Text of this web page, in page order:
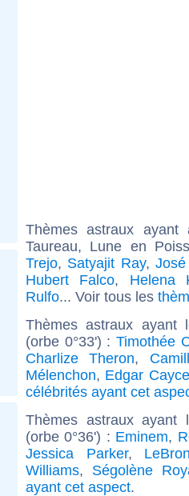
Thèmes astraux
Taureau, Lune en
Trejo, Satyajit Ray,
Hubert Falco, Helena
Rulfo... Voir tous les
Thèmes astraux ayant
(orbe 0°33') : Timothée
Charlize Theron,
Mélenchon, Edgar Cayce
célébrités ayant cet
Thèmes astraux ayant
(orbe 0°36') : Eminem,
Jessica Parker,
Williams, Ségolène
ayant cet aspect.